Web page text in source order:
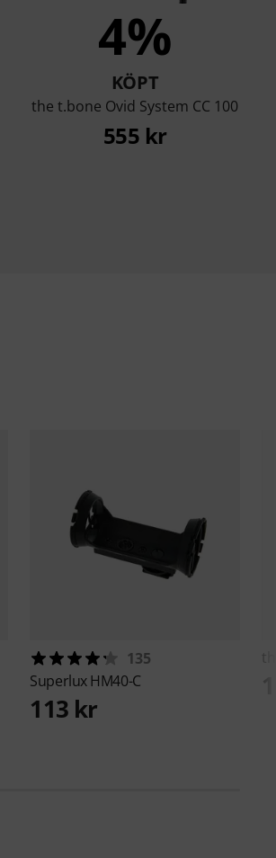
4%
KÖPT
the t.bone Ovid System CC 100
555 kr
135
SuperluxHM40-C
113 kr